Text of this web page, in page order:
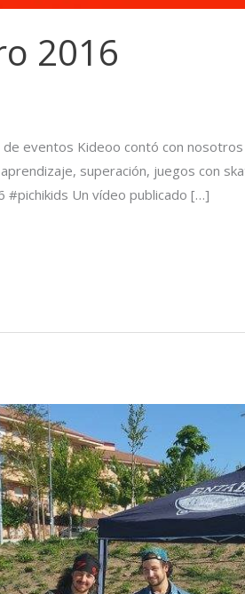
2016
eventos Kideoo contó con
superación, juegos con
Un vídeo publicado […]